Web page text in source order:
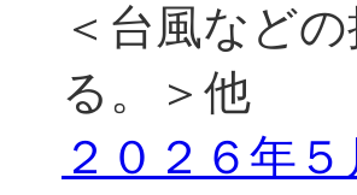
＜台風など
る。＞他
２０２６年